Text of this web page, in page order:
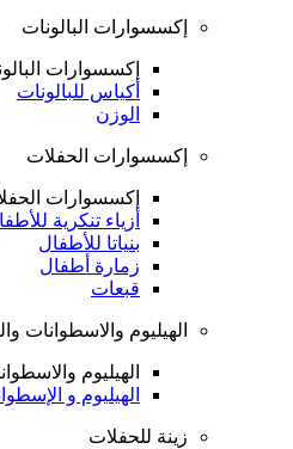
إكسسوارات البالونات
إكسسوارات
أكياس للبالونات
الوزن
إكسسوارات الحفلات
إكسسوارات
أزياء تنكرية
بنياتا للأطفال
زمارة أطفال
قبعات
الهيليوم والاسطوانات
الهيليوم
الهيليوم و
زينة للحفلات